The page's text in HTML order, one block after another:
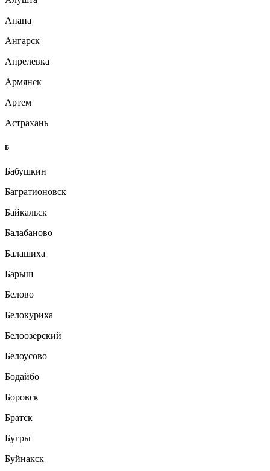
Анапа
Ангарск
Апрелевка
Армянск
Артем
Астрахань
Б
Бабушкин
Багратионовск
Байкальск
Балабаново
Балашиха
Барыш
Белово
Белокуриха
Белоозёрский
Белоусово
Бодайбо
Боровск
Братск
Бугры
Буйнакск